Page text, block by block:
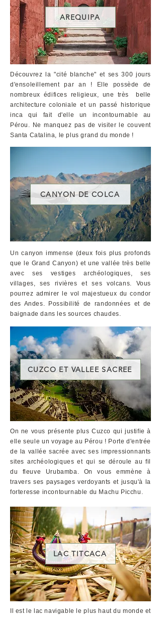
AREQUIPA
Découvrez la "cité blanche" et ses 300 jours
d'ensoleillement par an ! Elle possède de
nombreux édifices religieux, une très belle
architecture coloniale et un passé historique
inca qui fait d'elle un incontournable au
Pérou. Ne manquez pas de visiter le couvent
Santa Catalina, le plus grand du monde !
CANYON DE COLCA
Un canyon immense (deux fois plus profonds
que le Grand Canyon) et une vallée très belle
avec ses vestiges archéologiques, ses
villages, ses rivières et ses volcans. Vous
pourrez admirer le vol majestueux du condor
des Andes. Possibilité de randonnées et de
baignade dans les sources chaudes.
CUZCO ET VALLEE SACREE
On ne vous présente plus Cuzco qui justifie à
elle seule un voyage au Pérou ! Porte d'entrée
de la vallée sacrée avec ses impressionnants
sites archéologiques et qui se déroule au fil
du fleuve Urubamba. On vous emmène à
travers ses paysages verdoyants et jusqu'à la
forteresse incontournable du Machu Picchu.
LAC TITCACA
Il est le lac navigable le plus haut du monde et